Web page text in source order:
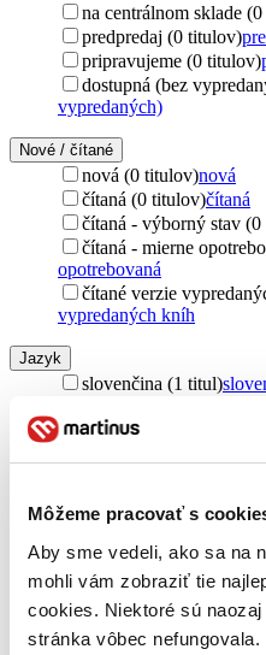
Môžeme pracovať s
Aby sme vedeli, ako sa na
mohli vám zobraziť tie
cookies. Niektoré sú
stránka vôbec
na centrálnom sklade
predpredaj (0 titulov)
pripravujeme (0 titulov)
dostupná (bez
vypredaných)
Nové / čítané
nová (0 titulov)nová
čítaná (0 titulov)čítaná
čítaná - výborný stav
čítaná - mierne
opotrebovaná
čítané verzie
vypredaných kníh
Jazyk
slovenčina (1 titul)
Autor
VEDA (1 titul)VEDA1
Väzba
pevná väzba (1 titul)
Zúžiť výber